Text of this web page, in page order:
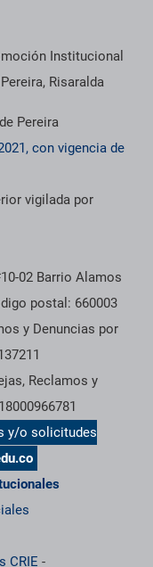
Institucional
Risaralda
Pereira
con vigencia de
vigilada por
02 Barrio Alamos
postal: 660003
y Denuncias por
Reclamos y
y/o solicitudes
CRIE -